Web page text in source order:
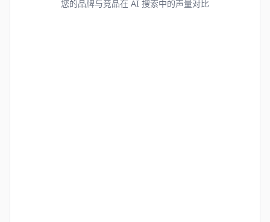
您的品牌与竞品在 AI 搜索中的声量对比